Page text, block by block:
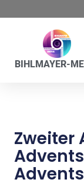
BIHLMAYER-
Zweiter